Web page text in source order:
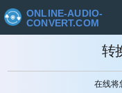
ONLINE-AUDIO-
CONVERT.COM
转
在线将